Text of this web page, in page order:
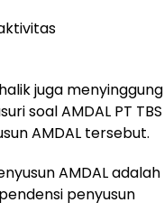
juga menyinggung
soal AMDAL PT TBS
AMDAL tersebut.
AMDAL adalah
penyusun